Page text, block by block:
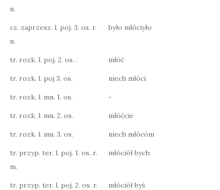
n.
cz. zaprzesz. l. poj. 3. os. r.
n.
było młōciyło
tr. rozk. l. poj. 2. os. . młōć
tr. rozk. l. poj 3. os. niech młōci
tr. rozk. l. mn. 1. os. -
tr. rozk. l. mn. 2. os. młōćcie
tr. rozk. l. mn. 3. os. niech młōcōm
tr. przyp. ter. l. poj. 1. os. r.
m.
młōciōł bych
tr. przyp. ter. l. poj. 2. os. r.
młōciōł byś